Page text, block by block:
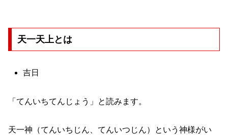
天一天上とは
吉日
「てんいちてんじょう」と読みます。
天一神（てんいちじん、てんいつじん）という神様がい